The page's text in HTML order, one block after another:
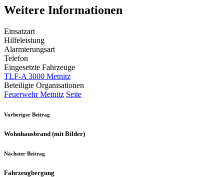
Weitere Informationen
Einsatzart
Hilfeleistung
Alarmierungsart
Telefon
Eingesetzte Fahrzeuge
TLF-A 3000 Metnitz
Beteiligte Organisationen
Feuerwehr Metnitz Seite
Vorheriger Beitrag
Wohnhausbrand (mit Bilder)
Nächster Beitrag
Fahrzeugbergung